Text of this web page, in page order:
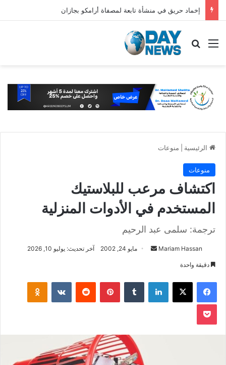
إخماد حريق في منشأة تابعة لمصفاة أرامكو بجازان
القائمة بحث عن
الرئيسية منوعات
منوعات
اكتشاف مرعب للبلاستيك
المستخدم في الأدوات المنزلية
ترجمة: سلمى عبد الرحيم
Mariam Hassan
أرسل مايو 24, 2002 آخر تحديث: يوليو 10, 2026
دقيقة واحدة
فيسبوك ‫X لينكدإن بينتيريست
‫Pocket